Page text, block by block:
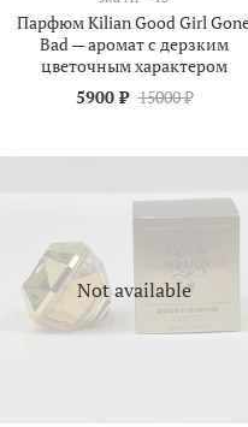
Парфюм Kilian Good Girl
Bad — аромат с дерзким
цветочным характером
5900 ₽ 15000 ₽
Not available